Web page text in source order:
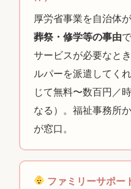
厚労省事業を自治体が
葬祭・修学等の事由
サービスが必要なと
ルパーを派遣してく
じて無料〜数百円／
なる）。福祉事務所
が窓口。
ファミリーサポー